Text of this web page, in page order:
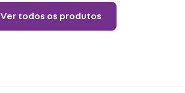
Ver todos os produtos